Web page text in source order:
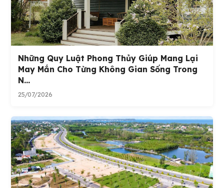
Những Quy Luật Phong Thủy Giúp Mang Lại
May Mắn Cho Từng Không Gian Sống Trong
N...
25/07/2026